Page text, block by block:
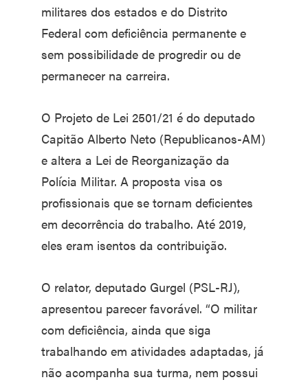
militares dos estados e do Distrito
Federal com deficiência permanente e
sem possibilidade de progredir ou de
permanecer na carreira.
O Projeto de Lei 2501/21 é do deputado
Capitão Alberto Neto (Republicanos-AM)
e altera a Lei de Reorganização da
Polícia Militar. A proposta visa os
profissionais que se tornam deficientes
em decorrência do trabalho. Até 2019,
eles eram isentos da contribuição.
O relator, deputado Gurgel (PSL-RJ),
apresentou parecer favorável. “O militar
com deficiência, ainda que siga
trabalhando em atividades adaptadas, já
não acompanha sua turma, nem possui